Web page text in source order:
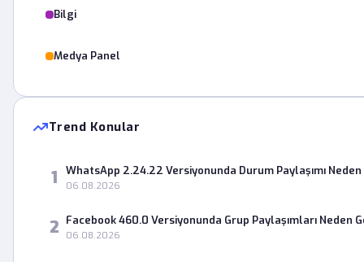
Bilgi
Medya Panel
Trend Konular
1 WhatsApp 2.24.22 Versiyonunda Durum Paylaşımı
06.08.2026
2 Facebook 460.0 Versiyonunda Grup Paylaşımları Neden
06.08.2026